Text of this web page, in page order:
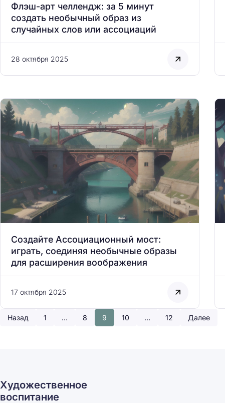
Флэш-арт челлендж: за 5 минут
создать необычный образ из
случайных слов или ассоциаций
28 октября 2025
Создайте Ассоциационный мост:
играть, соединяя необычные образы
для расширения воображения
17 октября 2025
Назад 1 … 8 9 10 … 12 Далее
Художественное
воспитание